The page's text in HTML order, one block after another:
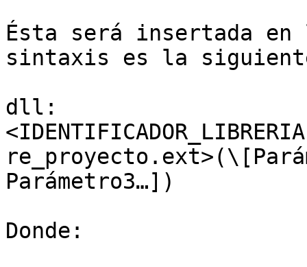
Ésta será insertada
sintaxis es la
dll:
Parámetro3…])
Donde: